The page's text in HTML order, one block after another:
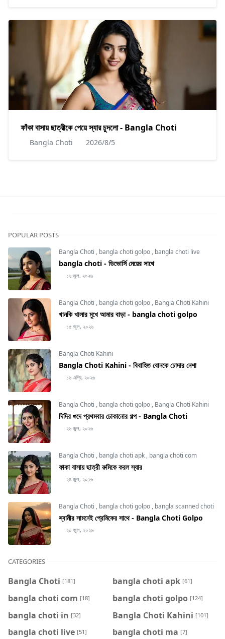
ফাঁকা বাসায় ছাত্রীকে পেয়ে স্যার চুদলো - Bangla Choti
Bangla Choti 2026/8/5
POPULAR POSTS
Bangla Choti , bangla choti golpo , bangla choti live
bangla choti - ডিভোর্সি মেয়ের সাথে
১৬ জুল, ২০২৬
Bangla Choti , bangla choti golpo , Bangla Choti Kahini
খানকি খালার মুখে আমার বাড়া - bangla choti golpo
১৫ জুল, ২০২৬
Bangla Choti Kahini
Bangla Choti Kahini - বিবাহিত বোনকে চোদার নেশা
১৬ এপ্রি, ২০২৬
Bangla Choti , bangla choti golpo , Bangla Choti Kahini
দিদির গুদে প্রথমবার ঢোকানোর গল্প - Bangla Choti
২৬ জুল, ২০২৬
Bangla Choti , bangla choti apk , bangla choti com
ফাকা বাসায় ছাত্রী রুমিকে করল স্যার
২৪ জুল, ২০২৬
Bangla Choti , bangla choti golpo , bangla scanned choti
স্বামীর সামনেই প্রেমিকের সাথে - Bangla Choti Golpo
২০ জুল, ২০২৬
CATEGORIES
Bangla Choti [181] bangla choti apk [61]
bangla choti com [18] bangla choti golpo [124]
bangla choti in [32] Bangla Choti Kahini [101]
bangla choti live [51] bangla choti ma [7]